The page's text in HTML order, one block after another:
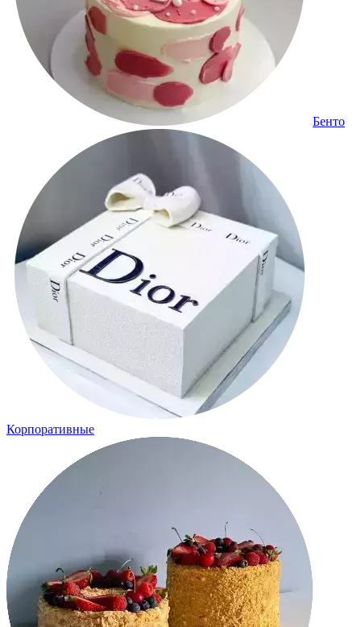
Бенто
Корпоративные